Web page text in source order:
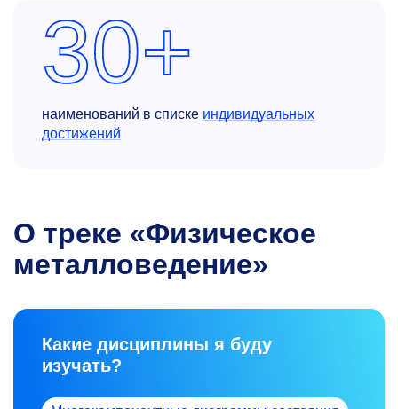
30+
наименований в списке индивидуальных
достижений
О треке «Физическое
металловедение»
Какие дисциплины я буду
изучать?